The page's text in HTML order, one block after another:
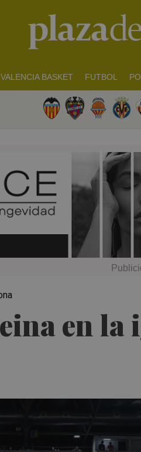
VALENCIA BASKET FUTBOL
en la